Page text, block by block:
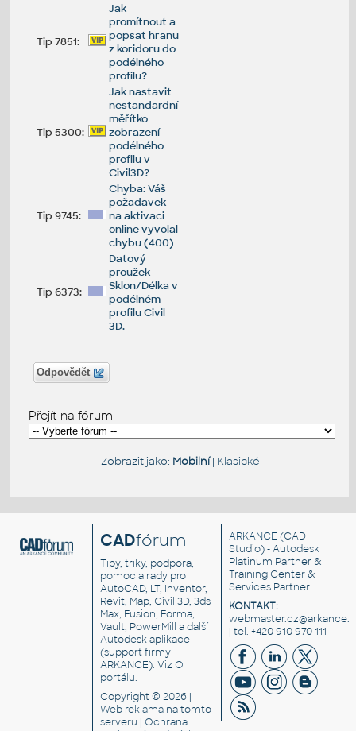
Tip 7851:
Jak
promítnout a
popsat hranu
z koridoru do
podélného
profilu?
Tip 5300:
Jak nastavit
nestandardní
měřítko
zobrazení
podélného
profilu v
Civil3D?
Tip 9745:
Chyba: Váš
požadavek
na aktivaci
online vyvolal
chybu (400)
Tip 6373:
Datový
proužek
Sklon/Délka v
podélném
profilu Civil
3D.
Odpovědět
Přejít na fórum
Zobrazit jako: Mobilní| Klasické
CADfórum
Tipy, triky, podpora,
pomoc a rady pro
AutoCAD, LT, Inventor,
Revit, Map, Civil 3D, 3ds
Max, Fusion, Forma,
Vault, PowerMill a další
Autodesk aplikace
(support firmy
ARKANCE). VizO
portálu.
Copyright © 2026 |
Web reklama na tomto
serveru |Ochrana
ARKANCE (CAD
Studio) - Autodesk
Platinum Partner &
Training Center &
Services Partner
KONTAKT:
| tel. +420 910 970 111